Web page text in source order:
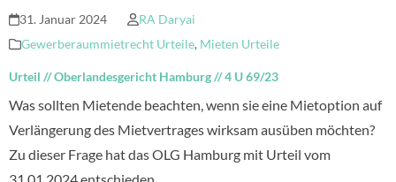
31. Januar 2024
RA Daryai
Gewerberaummietrecht Urteile, Mieten Urteile
Urteil //Oberlandesgericht Hamburg//4 U 69/23
Was sollten Mietende beachten, wenn sie eine Mietoption auf
Verlängerung des Mietvertrages wirksam ausüben möchten?
Zu dieser Frage hat das OLG Hamburg mit Urteil vom